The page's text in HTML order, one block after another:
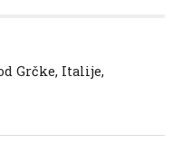
Grčke, Italije,